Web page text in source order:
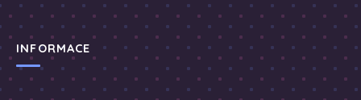
INFORMACE